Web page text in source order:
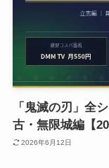
「鬼滅の刃」全
古・無限城編【
2026年6月12日